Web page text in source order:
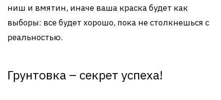
ниш и вмятин, иначе ваша краска будет как
выборы: все будет хорошо, пока не столкнешься с
реальностью.
Грунтовка – секрет успеха!